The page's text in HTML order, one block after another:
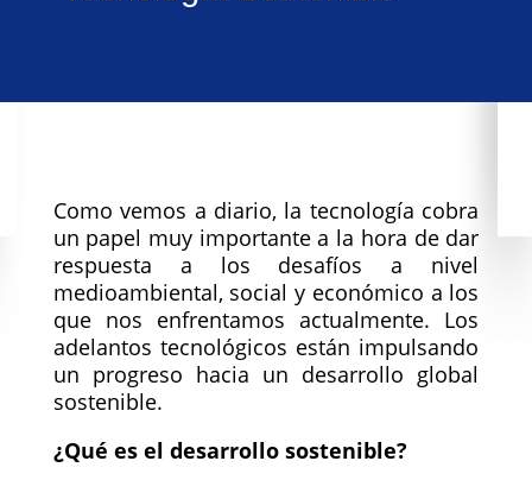
Como vemos a diario, la tecnología cobra
un papel muy importante a la hora de dar
respuesta a los desafíos a nivel
medioambiental, social y económico a los
que nos enfrentamos actualmente. Los
adelantos tecnológicos están impulsando
un progreso hacia un desarrollo global
sostenible.
¿Qué es el desarrollo sostenible?